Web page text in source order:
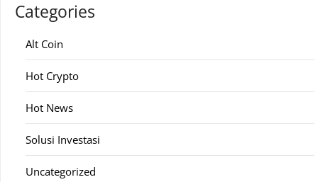
Categories
Alt Coin
Hot Crypto
Hot News
Solusi Investasi
Uncategorized